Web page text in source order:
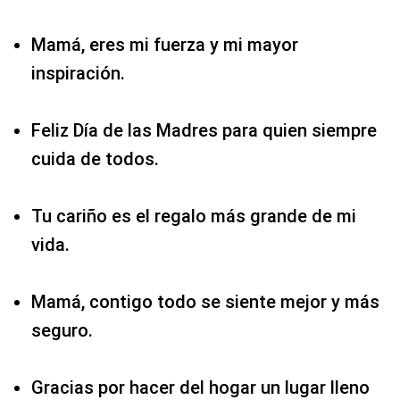
Mamá, eres mi fuerza y mi mayor
inspiración.
Feliz Día de las Madres para quien siempre
cuida de todos.
Tu cariño es el regalo más grande de mi
vida.
Mamá, contigo todo se siente mejor y más
seguro.
Gracias por hacer del hogar un lugar lleno